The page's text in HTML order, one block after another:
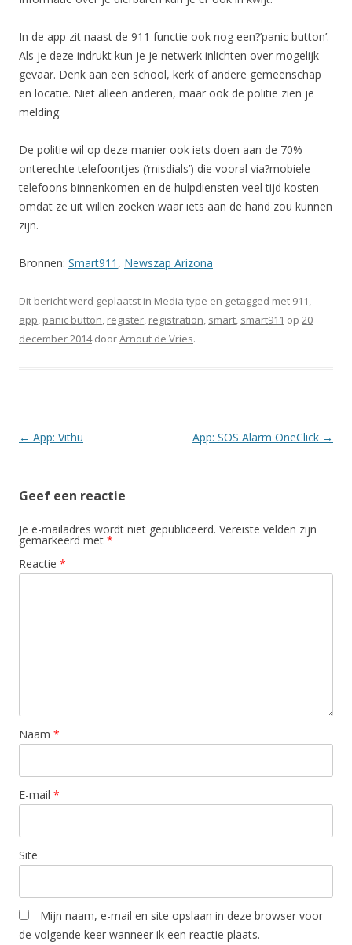
In de app zit naast de 911 functie ook nog een?’panic button’.
Als je deze indrukt kun je je netwerk inlichten over mogelijk
gevaar. Denk aan een school, kerk of andere gemeenschap
en locatie. Niet alleen anderen, maar ook de politie zien je
melding.
De politie wil op deze manier ook iets doen aan de 70%
onterechte telefoontjes (‘misdials’) die vooral via?mobiele
telefoons binnenkomen en de hulpdiensten veel tijd kosten
omdat ze uit willen zoeken waar iets aan de hand zou kunnen
zijn.
Bronnen: Smart911 , Newszap Arizona
Dit bericht werd geplaatst in Media type en getagged met 911,
app, panic button, register, registration, smart, smart911 op 20
december 2014doorArnout de Vries.
Berichtnavigatie
← App: Vithu App: SOS Alarm OneClick →
Geef een reactie
Je e-mailadres wordt niet gepubliceerd. Vereiste velden zijn
gemarkeerd met *
Reactie *
Naam *
E-mail *
Site
Mijn naam, e-mail en site opslaan in deze browser voor
de volgende keer wanneer ik een reactie plaats.